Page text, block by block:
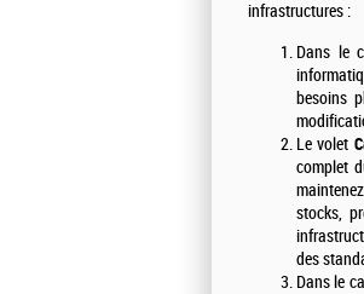
infrastructures :
Dans le
besoins
Le volet
complet
stocks,
des
Dans le